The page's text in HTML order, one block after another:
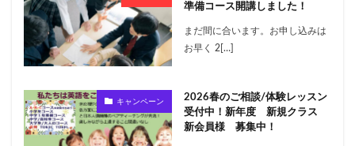
準備コース開講しました！
まだ間に合います。お申し込みは
お早く 2[…]
キャンペーン
2026春のご相談/体験レッスン
受付中！新年度 新規クラス
新会員様 募集中！